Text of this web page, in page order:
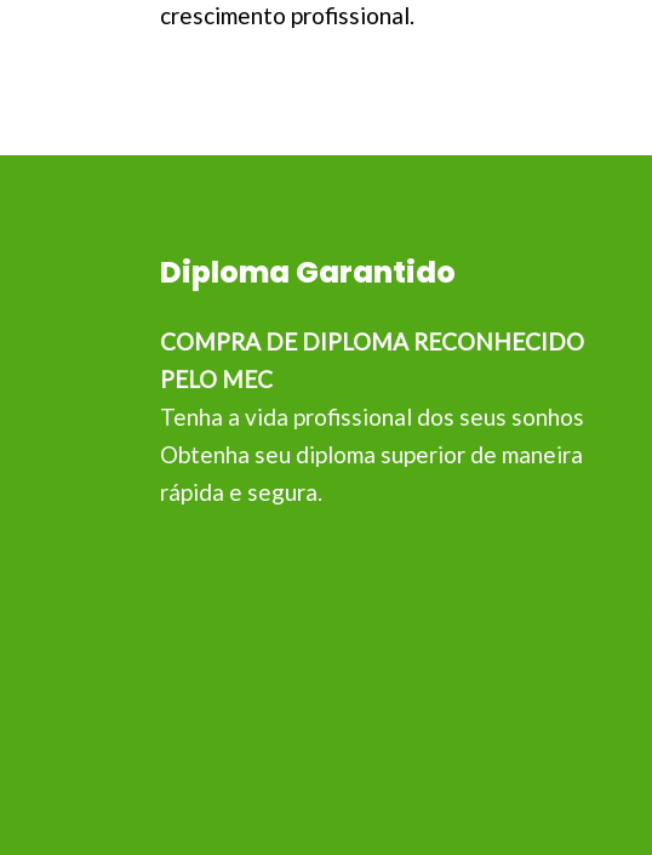
crescimento profissional.
Diploma Garantido
COMPRA DE DIPLOMA RECONHECIDO
PELO MEC
Tenha a vida profissional dos seus sonhos
Obtenha seu diploma superior de maneira
rápida e segura.